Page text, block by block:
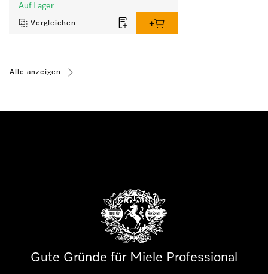
Auf Lager
Vergleichen
Alle anzeigen
Gute Gründe für Miele Professional